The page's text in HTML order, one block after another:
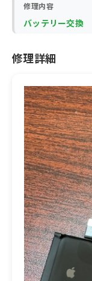
修理内容
バッテリー交換
修理詳細